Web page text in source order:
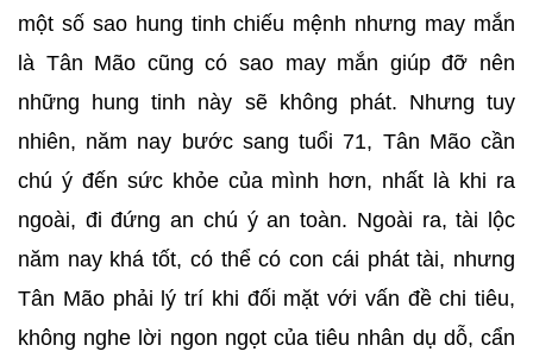
một số sao hung tinh chiếu mệnh nhưng may mắn
là Tân Mão cũng có sao may mắn giúp đỡ nên
những hung tinh này sẽ không phát. Nhưng tuy
nhiên, năm nay bước sang tuổi 71, Tân Mão cần
chú ý đến sức khỏe của mình hơn, nhất là khi ra
ngoài, đi đứng an chú ý an toàn. Ngoài ra, tài lộc
năm nay khá tốt, có thể có con cái phát tài, nhưng
Tân Mão phải lý trí khi đối mặt với vấn đề chi tiêu,
không nghe lời ngon ngọt của tiêu nhân dụ dỗ, cẩn